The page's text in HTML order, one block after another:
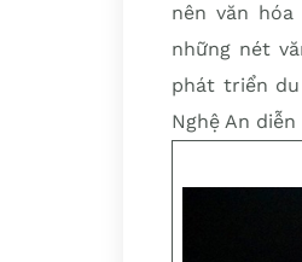
nên văn
những nét
phát triển
Nghệ An